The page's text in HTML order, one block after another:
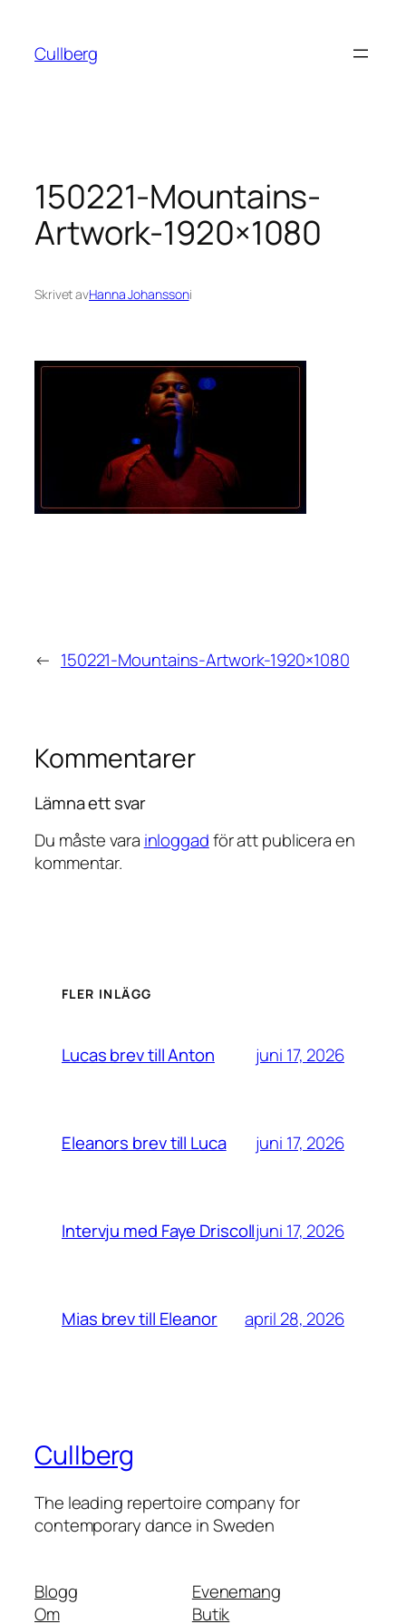
innehåll
Cullberg
150221-Mountains-
Artwork-1920×1080
Skrivet avHanna Johanssoni
← 150221-Mountains-Artwork-1920×1080
Kommentarer
Lämna ett svar
Du måste vara inloggadför att publicera en
kommentar.
FLER INLÄGG
Lucas brev till Anton juni 17, 2026
Eleanors brev till Luca juni 17, 2026
Intervju med Faye Driscolljuni 17, 2026
Mias brev till Eleanor april 28, 2026
Cullberg
The leading repertoire company for
contemporary dance in Sweden
Blogg
Om
Evenemang
Butik